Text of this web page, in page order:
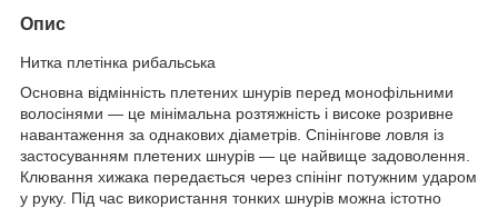
Опис
Нитка плетінка рибальська
Основна відмінність плетених шнурів перед монофільними
волосінями — це мінімальна розтяжність і високе розривне
навантаження за однакових діаметрів. Спінінгове ловля із
застосуванням плетених шнурів — це найвище задоволення.
Клювання хижака передається через спінінг потужним ударом
у руку. Під час використання тонких шнурів можна істотно